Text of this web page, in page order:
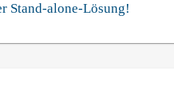
Stand-alone-Lösung!